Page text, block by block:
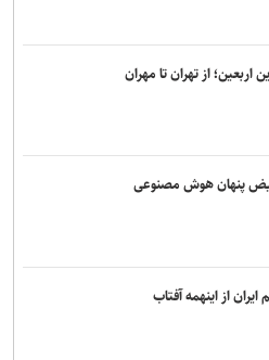
مشترک بین انسان و حیوان با قاچاق
است
ردزنی محل استقرار شهید لاریجانی»
شرق تهران دستگیر شد+ فیلم
سه و چهار فرزند تا پایان ۱۴۰۷
صنعتی به‌صورت مستمر رصد می‌شود
اربعین؛ از تهران تا مهران
پنهان هوش مصنوعی
از اینهمه آفتاب